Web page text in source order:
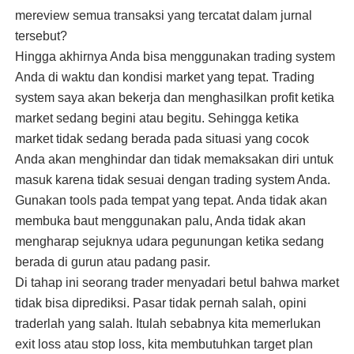
mereview semua transaksi yang tercatat dalam jurnal
tersebut?
Hingga akhirnya Anda bisa menggunakan trading system
Anda di waktu dan kondisi market yang tepat. Trading
system saya akan bekerja dan menghasilkan profit ketika
market sedang begini atau begitu. Sehingga ketika
market tidak sedang berada pada situasi yang cocok
Anda akan menghindar dan tidak memaksakan diri untuk
masuk karena tidak sesuai dengan trading system Anda.
Gunakan tools pada tempat yang tepat. Anda tidak akan
membuka baut menggunakan palu, Anda tidak akan
mengharap sejuknya udara pegunungan ketika sedang
berada di gurun atau padang pasir.
Di tahap ini seorang trader menyadari betul bahwa market
tidak bisa diprediksi. Pasar tidak pernah salah, opini
traderlah yang salah. Itulah sebabnya kita memerlukan
exit loss atau stop loss, kita membutuhkan target plan